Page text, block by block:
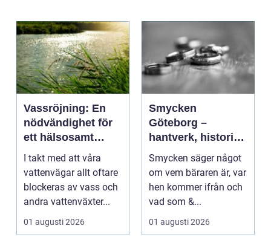
Vassröjning: En
nödvändighet för
ett hälsosamt
vattenlandskap
I takt med att våra
vattenvägar allt oftare
blockeras av vass och
andra vattenväxter...
01 augusti 2026
Smycken
Göteborg –
hantverk, historia
och personligt
uttryck
Smycken säger något
om vem bäraren är, var
hen kommer ifrån och
vad som &...
01 augusti 2026